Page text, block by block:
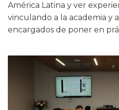
América Latina y ver
vinculando a la academia y
encargados de poner en